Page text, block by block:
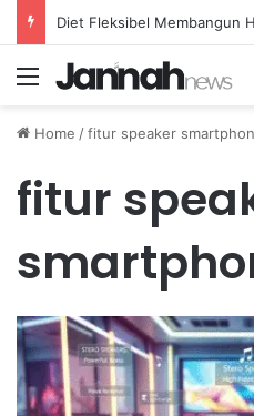
Menu
Home /fitur speaker
fitur